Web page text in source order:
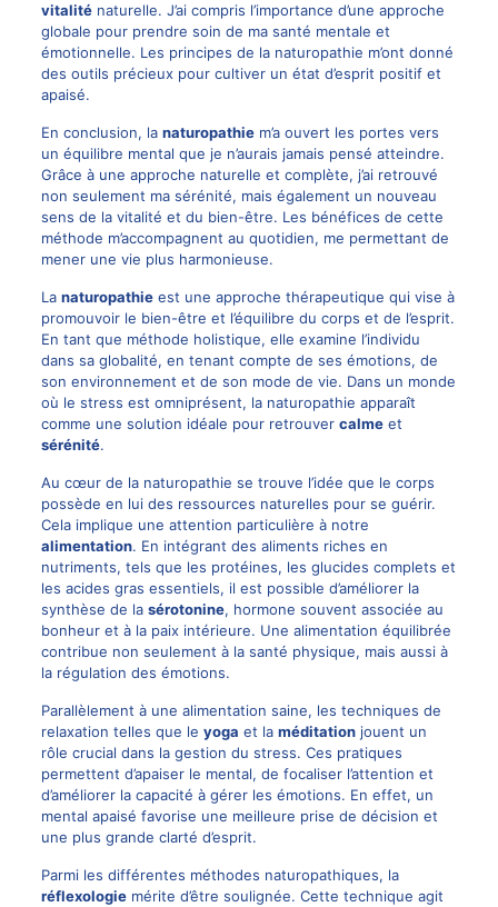
vitaliténaturelle. J’ai compris l’importance d’une approche
globale pour prendre soin de ma santé mentale et
émotionnelle. Les principes de la naturopathie m’ont donné
des outils précieux pour cultiver un état d’esprit positif et
apaisé.
En conclusion, la naturopathiem’a ouvert les portes vers
un équilibre mental que je n’aurais jamais pensé atteindre.
Grâce à une approche naturelle et complète, j’ai retrouvé
non seulement ma sérénité, mais également un nouveau
sens de la vitalité et du bien-être. Les bénéfices de cette
méthode m’accompagnent au quotidien, me permettant de
mener une vie plus harmonieuse.
La naturopathieest une approche thérapeutique qui vise à
promouvoir le bien-être et l’équilibre du corps et de l’esprit.
En tant que méthode holistique, elle examine l’individu
dans sa globalité, en tenant compte de ses émotions, de
son environnement et de son mode de vie. Dans un monde
où le stress est omniprésent, la naturopathie apparaît
comme une solution idéale pour retrouver calmeet
sérénité.
Au cœur de la naturopathie se trouve l’idée que le corps
possède en lui des ressources naturelles pour se guérir.
Cela implique une attention particulière à notre
alimentation. En intégrant des aliments riches en
nutriments, tels que les protéines, les glucides complets et
les acides gras essentiels, il est possible d’améliorer la
synthèse de la sérotonine, hormone souvent associée au
bonheur et à la paix intérieure. Une alimentation équilibrée
contribue non seulement à la santé physique, mais aussi à
la régulation des émotions.
Parallèlement à une alimentation saine, les techniques de
relaxation telles que le yoga et la méditationjouent un
rôle crucial dans la gestion du stress. Ces pratiques
permettent d’apaiser le mental, de focaliser l’attention et
d’améliorer la capacité à gérer les émotions. En effet, un
mental apaisé favorise une meilleure prise de décision et
une plus grande clarté d’esprit.
Parmi les différentes méthodes naturopathiques, la
réflexologiemérite d’être soulignée. Cette technique agit